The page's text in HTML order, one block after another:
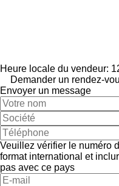
Heure locale du vendeur:
Demander un rendez-
Envoyer un message
Veuillez vérifier le numéro
format international et
pas avec ce pays